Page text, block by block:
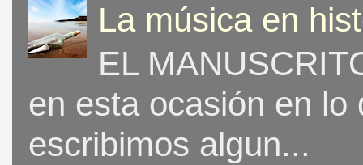
La música en
EL
en esta ocasión en
escribimos algun...